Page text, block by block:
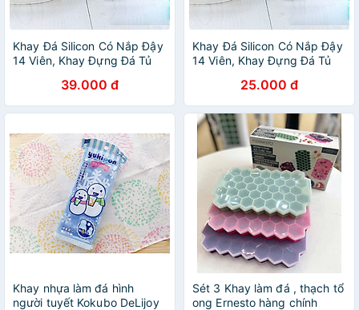
Khay Đá Silicon Có Nắp Đậy
14 Viên, Khay Đựng Đá Tủ
Bảo Quản Chống Mùi Tuyệt
Đối- Hàng Loại 1
39.000 đ
Khay Đá Silicon Có Nắp Đậy
14 Viên, Khay Đựng Đá Tủ
Bảo Quản Chống Mùi Tuyệt
Đối- Hàng Loại 1
25.000 đ
Khay nhựa làm đá hình
người tuyết Kokubo DeLijoy
Sét 3 Khay làm đá , thạch tổ
ong Ernesto hàng chính